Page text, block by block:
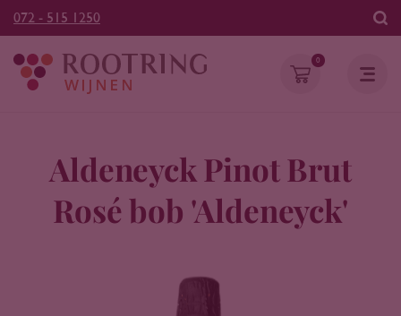
072 - 515 1250
0
Aldeneyck Pinot Brut
Rosé bob 'Aldeneyck'